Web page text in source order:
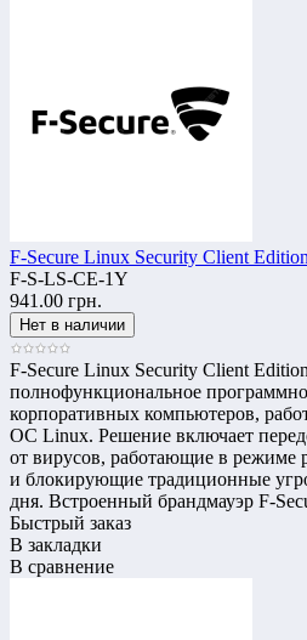
F-Secure Linux Security Client
F-S-LS-CE-1Y
941.00 грн.
F-Secure Linux Security Client
полнофункциональное
корпоративных компьютеров,
ОС Linux. Решение включает
от вирусов, работающие в режиме
и блокирующие традиционные
дня. Встроенный брандмауэр F-
Быстрый заказ
В закладки
В сравнение